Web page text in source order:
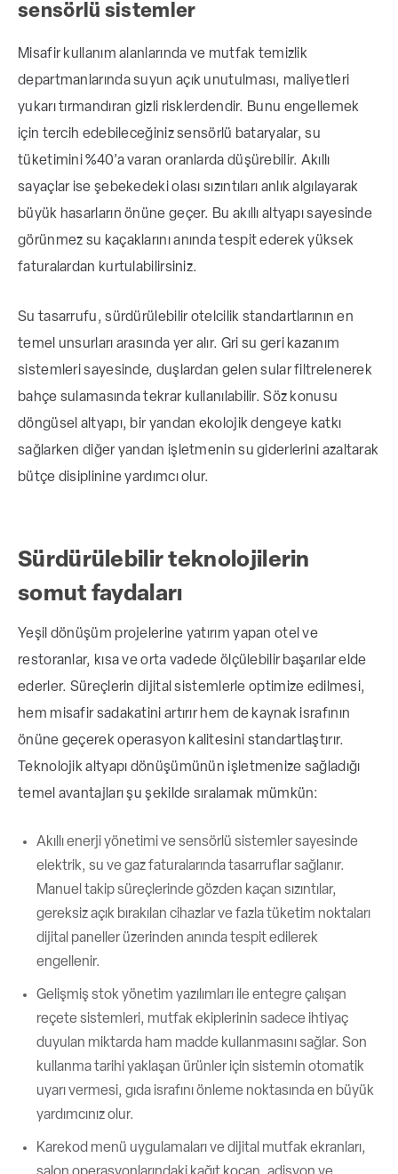
sensörlü sistemler
Misafir kullanım alanlarında ve mutfak temizlik
departmanlarında suyun açık unutulması, maliyetleri
yukarı tırmandıran gizli risklerdendir. Bunu engellemek
için tercih edebileceğiniz sensörlü bataryalar, su
tüketimini %40’a varan oranlarda düşürebilir. Akıllı
sayaçlar ise şebekedeki olası sızıntıları anlık algılayarak
büyük hasarların önüne geçer. Bu akıllı altyapı sayesinde
görünmez su kaçaklarını anında tespit ederek yüksek
faturalardan kurtulabilirsiniz.
Su tasarrufu, sürdürülebilir otelcilik standartlarının en
temel unsurları arasında yer alır. Gri su geri kazanım
sistemleri sayesinde, duşlardan gelen sular filtrelenerek
bahçe sulamasında tekrar kullanılabilir. Söz konusu
döngüsel altyapı, bir yandan ekolojik dengeye katkı
sağlarken diğer yandan işletmenin su giderlerini azaltarak
bütçe disiplinine yardımcı olur.
Sürdürülebilir teknolojilerin
somut faydaları
Yeşil dönüşüm projelerine yatırım yapan otel ve
restoranlar, kısa ve orta vadede ölçülebilir başarılar elde
ederler. Süreçlerin dijital sistemlerle optimize edilmesi,
hem misafir sadakatini artırır hem de kaynak israfının
önüne geçerek operasyon kalitesini standartlaştırır.
Teknolojik altyapı dönüşümünün işletmenize sağladığı
temel avantajları şu şekilde sıralamak mümkün:
Akıllı enerji yönetimi ve sensörlü sistemler sayesinde
elektrik, su ve gaz faturalarında tasarruflar sağlanır.
Manuel takip süreçlerinde gözden kaçan sızıntılar,
gereksiz açık bırakılan cihazlar ve fazla tüketim noktaları
dijital paneller üzerinden anında tespit edilerek
engellenir.
Gelişmiş stok yönetim yazılımları ile entegre çalışan
reçete sistemleri, mutfak ekiplerinin sadece ihtiyaç
duyulan miktarda ham madde kullanmasını sağlar. Son
kullanma tarihi yaklaşan ürünler için sistemin otomatik
uyarı vermesi, gıda israfını önleme noktasında en büyük
yardımcınız olur.
Karekod menü uygulamaları ve dijital mutfak ekranları,